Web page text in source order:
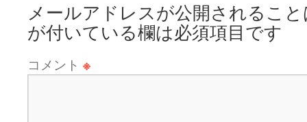
メールアドレスが公開されるこ
が付いている欄は必須項目です
コメント ※